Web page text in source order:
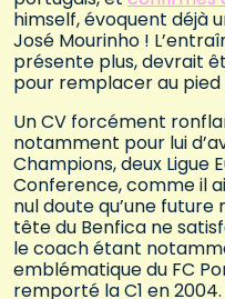
himself, évoquent déjà
José Mourinho !
présente plus, devrait
pour remplacer au pied
Un CV forcément
notamment pour lui
Champions, deux Ligue
Conference, comme il
nul doute qu’une
tête du Benfica ne
le coach étant
emblématique du FC
remporté la C1 en